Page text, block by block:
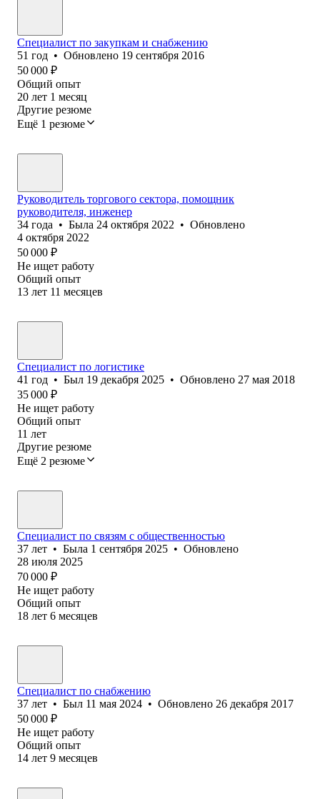
Специалист по закупкам и снабжению
51 год • Обновлено 19 сентября 2016
50 000 ₽
Общий опыт
20 лет 1 месяц
Другие резюме
Ещё 1 резюме
Руководитель торгового сектора, помощник
руководителя, инженер
34 года • Была 24 октября 2022 • Обновлено
4 октября 2022
50 000 ₽
Не ищет работу
Общий опыт
13 лет 11 месяцев
Специалист по логистике
41 год • Был 19 декабря 2025 • Обновлено 27 мая 2018
35 000 ₽
Не ищет работу
Общий опыт
11 лет
Другие резюме
Ещё 2 резюме
Специалист по связям с общественностью
37 лет • Была 1 сентября 2025 • Обновлено
28 июля 2025
70 000 ₽
Не ищет работу
Общий опыт
18 лет 6 месяцев
Специалист по снабжению
37 лет • Был 11 мая 2024 • Обновлено 26 декабря 2017
50 000 ₽
Не ищет работу
Общий опыт
14 лет 9 месяцев